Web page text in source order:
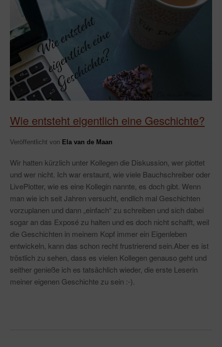
Wie entsteht eigentlich eine Geschichte?
Veröffentlicht von Ela van de Maan
Wir hatten kürzlich unter Kollegen die Diskussion, wer plottet
und wer nicht. Ich war erstaunt, wie viele Bauchschreiber oder
LivePlotter, wie es eine Kollegin nannte, es doch gibt. Wenn
man wie ich seit Jahren versucht, endlich mal Geschichten
vorzuplanen und dann „einfach“ zu schreiben und sich dabei
sogar an das Exposé zu halten und es doch nicht schafft, weil
die Geschichten in meinem Kopf immer ein Eigenleben
entwickeln, kann das schon recht frustrierend sein.Aber es ist
tröstlich zu sehen, dass es vielen Kollegen genauso geht und
seither genieße ich es tatsächlich wieder, die erste Leserin
meiner eigenen Geschichte zu sein :-).